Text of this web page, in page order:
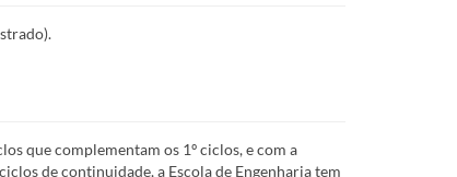
que complementam os 1º ciclos, e com a
de continuidade, a Escola de Engenharia tem